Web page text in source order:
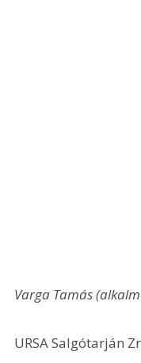
Varga Tamás
URSA Salgótarján